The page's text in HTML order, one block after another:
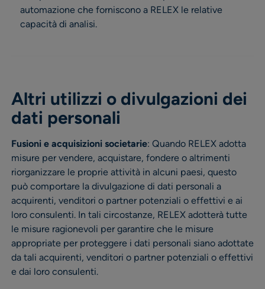
automazione che forniscono a RELEX le relative
capacità di analisi.
Altri utilizzi o divulgazioni dei
dati personali
Fusioni e acquisizioni societarie: Quando RELEX adotta
misure per vendere, acquistare, fondere o altrimenti
riorganizzare le proprie attività in alcuni paesi, questo
può comportare la divulgazione di dati personali a
acquirenti, venditori o partner potenziali o effettivi e ai
loro consulenti. In tali circostanze, RELEX adotterà tutte
le misure ragionevoli per garantire che le misure
appropriate per proteggere i dati personali siano adottate
da tali acquirenti, venditori o partner potenziali o effettivi
e dai loro consulenti.